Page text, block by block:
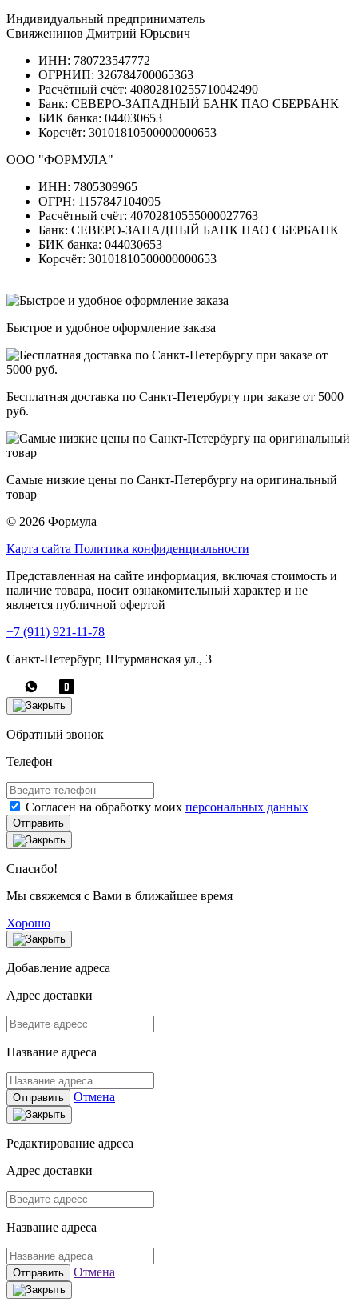
Индивидуальный предприниматель
Свияженинов Дмитрий Юрьевич
ИНН: 780723547772
ОГРНИП: 326784700065363
Расчётный счёт: 40802810255710042490
Банк: СЕВЕРО-ЗАПАДНЫЙ БАНК ПАО СБЕРБАНК
БИК банка: 044030653
Корсчёт: 30101810500000000653
ООО "ФОРМУЛА"
ИНН: 7805309965
ОГРН: 1157847104095
Расчётный счёт: 40702810555000027763
Банк: СЕВЕРО-ЗАПАДНЫЙ БАНК ПАО СБЕРБАНК
БИК банка: 044030653
Корсчёт: 30101810500000000653
Быстрое и удобное оформление заказа
Бесплатная доставка по Санкт-Петербургу при заказе от 5000
руб.
Самые низкие цены по Санкт-Петербургу на оригинальный
товар
© 2026 Формула
Карта сайта Политика конфиденциальности
Представленная на сайте информация, включая стоимость и
наличие товара, носит ознакомительный характер и не
является публичной офертой
+7 (911) 921-11-78
Санкт-Петербург, Штурманская ул., 3
Обратный звонок
Телефон
Согласен на обработку моих персональных данных
Отправить
Спасибо!
Мы свяжемся с Вами в ближайшее время
Хорошо
Добавление адреса
Адрес доставки
Название адреса
Отправить Отмена
Редактирование адреса
Адрес доставки
Название адреса
Отправить Отмена